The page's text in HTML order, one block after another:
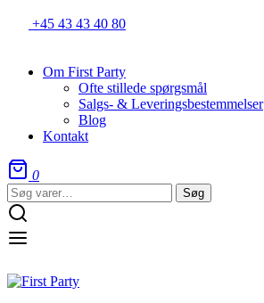
+45 43 43 40 80
Om First Party
Ofte stillede spørgsmål
Salgs- & Leveringsbestemmelser
Blog
Kontakt
0
Søg
efter:
Søg